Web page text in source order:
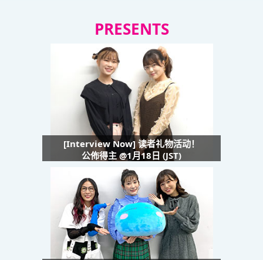
PRESENTS
[Interview Now] 读者礼物活动！
公佈得主 @1月18日 (JST)